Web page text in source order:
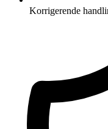
Korrigerende